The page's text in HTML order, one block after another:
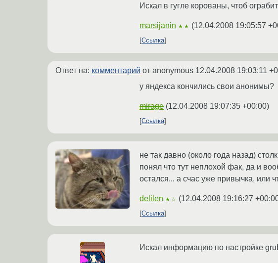
Искал в гугле корованы, чтоб
marsijanin ★★ (12.04.2008 19:05:57
Ссылка
Ответ на: комментарий от anonymous 12.04.2008 19:03:11
у яндекса кончились свои анонимы?
mirage (12.04.2008 19:07:35 +00:00)
Ссылка
не так давно (около года назад)
понял что тут неплохой фак, да и
остался... а счас уже привычка, или
delilen ★☆ (12.04.2008 19:16:27
Ссылка
Искал информацию по настройке